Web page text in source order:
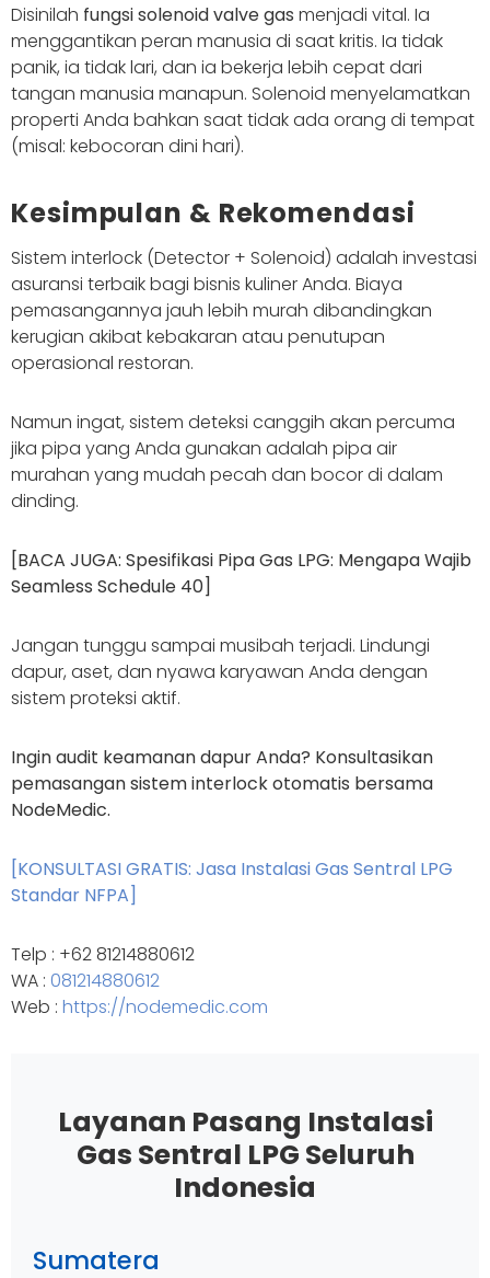
Disinilah fungsi solenoid valve gas menjadi vital. Ia
menggantikan peran manusia di saat kritis. Ia tidak
panik, ia tidak lari, dan ia bekerja lebih cepat dari
tangan manusia manapun. Solenoid menyelamatkan
properti Anda bahkan saat tidak ada orang di tempat
(misal: kebocoran dini hari).
Kesimpulan & Rekomendasi
Sistem interlock (Detector + Solenoid) adalah investasi
asuransi terbaik bagi bisnis kuliner Anda. Biaya
pemasangannya jauh lebih murah dibandingkan
kerugian akibat kebakaran atau penutupan
operasional restoran.
Namun ingat, sistem deteksi canggih akan percuma
jika pipa yang Anda gunakan adalah pipa air
murahan yang mudah pecah dan bocor di dalam
dinding.
[BACA JUGA: Spesifikasi Pipa Gas LPG: Mengapa Wajib
Seamless Schedule 40]
Jangan tunggu sampai musibah terjadi. Lindungi
dapur, aset, dan nyawa karyawan Anda dengan
sistem proteksi aktif.
Ingin audit keamanan dapur Anda? Konsultasikan
pemasangan sistem interlock otomatis bersama
NodeMedic.
[KONSULTASI GRATIS: Jasa Instalasi Gas Sentral LPG
Standar NFPA]
Telp : +62 81214880612
WA : 081214880612
Web : https://nodemedic.com
Layanan Pasang Instalasi
Gas Sentral LPG Seluruh
Indonesia
Sumatera